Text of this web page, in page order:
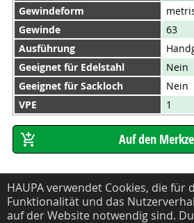
HAUPA verwendet Cookies, die für
Funktionalität und das
auf der Website notwendig sind.
Gewindeform
Gewinde
63
Ausführung
Geeignet für Edelstahl
Nein
Geeignet für Sackloch
Nein
VPE
1